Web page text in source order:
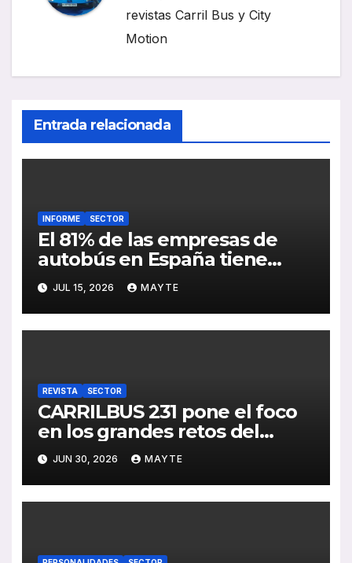
revistas Carril Bus y City
Motion
Entrada relacionada
INFORME SECTOR
El 81% de las empresas de
autobús en España tiene
serias dificultades para
encontrar conductores
JUL 15, 2026 MAYTE
REVISTA SECTOR
CARRILBUS 231 pone el foco
en los grandes retos del
transporte urbano en España
JUN 30, 2026 MAYTE